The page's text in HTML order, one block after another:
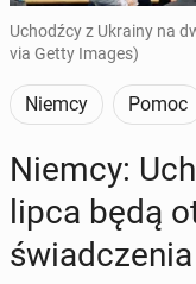
Uchodźcy z Ukrainy na
via Getty Images)
Niemcy Pomoc
Niemcy:
lipca będą